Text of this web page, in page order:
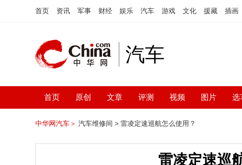
首页 资讯 军事 财经 娱乐 汽车 游戏 文化 援藏 插画
汽车
首页 原创 文章 评测 视频 图片 选
中华网汽车＞ 汽车维修间 > 雷凌定速巡航怎么使用？
雷凌定速巡